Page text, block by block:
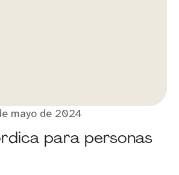
mayo de 2024
para personas